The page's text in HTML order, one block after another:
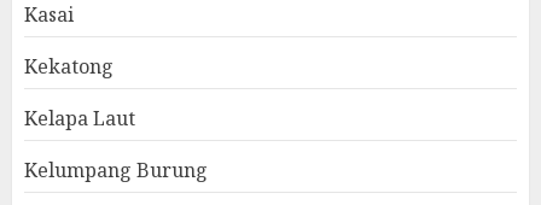
Kasai
Kekatong
Kelapa Laut
Kelumpang Burung